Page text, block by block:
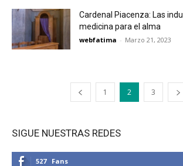
Cardenal Piacenza: Las
medicina para el alma
webfatima - Marzo 21, 2023
1 2 3
SIGUE NUESTRAS REDES
527 Fans